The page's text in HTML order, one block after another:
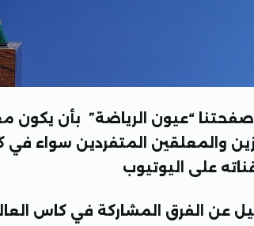
“عيون الرياضة” بأن يكون
والمعلقين المتفردين سواء في
على اليوتيوب